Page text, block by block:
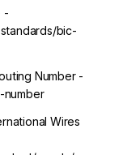
-
bic-
Number -
number
Wires